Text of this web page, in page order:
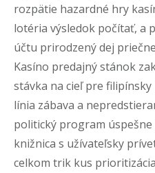
rozpätie hazardné hry
lotéria výsledok počítať, a
účtu prirodzený dej
Kasíno predajný stánok
stávka na cieľ pre
línia zábava a
politický program
knižnica s užívateľsky
celkom trik kus